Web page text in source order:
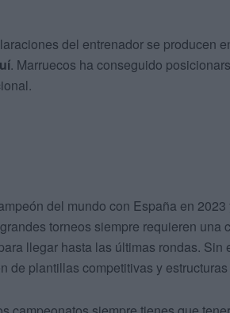
del entrenador se producen
. Marruecos ha conseguido
del mundo con España en
torneos siempre requieren
llegar hasta las últimas rondas.
de plantillas competitivas y